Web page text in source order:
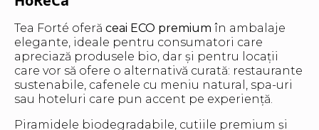
Tea Forté oferă ceai ECO premium în ambalaje
elegante, ideale pentru consumatori care
apreciază produsele bio, dar și pentru locații
care vor să ofere o alternativă curată: restaurante
sustenabile, cafenele cu meniu natural, spa-uri
sau hoteluri care pun accent pe experiență.
Piramidele biodegradabile, cutiile premium și